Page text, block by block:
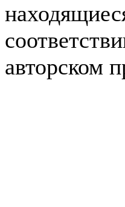
авторском